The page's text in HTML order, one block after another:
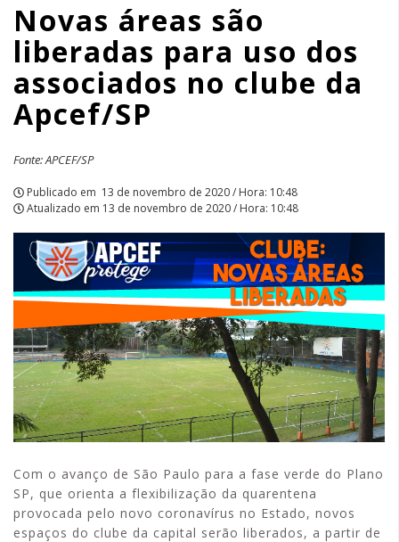
clube
da
Apcef/SP
|
APCEF/SP
Novas áreas são
liberadas para uso dos
associados no clube da
Apcef/SP
Fonte: APCEF/SP
Publicado em 13 de novembro de 2020 / Hora: 10:48
Atualizado em 13 de novembro de 2020 / Hora: 10:48
Com o avanço de São Paulo para a fase verde do Plano
SP, que orienta a flexibilização da quarentena
provocada pelo novo coronavírus no Estado, novos
espaços do clube da capital serão liberados, a partir de